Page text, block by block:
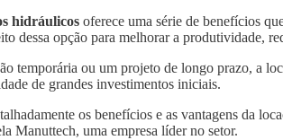
hidráulicos oferece uma série de benefícios
dessa opção para melhorar a produtividade,
temporária ou um projeto de longo prazo, a
de grandes investimentos iniciais.
os benefícios e as vantagens da
Manuttech, uma empresa líder no setor.